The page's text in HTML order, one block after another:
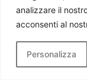
analizzare il
acconsenti al
Personalizza
Silano CS